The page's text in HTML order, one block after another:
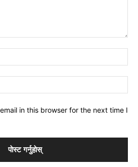
in this browser for the next time I